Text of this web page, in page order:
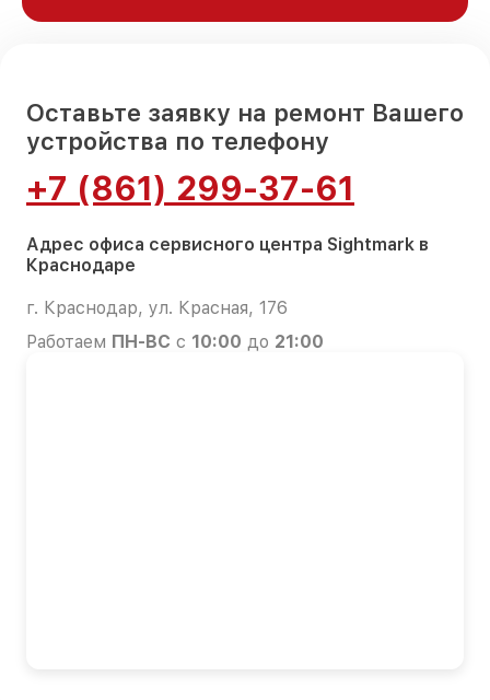
Оставьте заявку на ремонт Вашего
устройства по телефону
+7 (861) 299-37-61
Адрес офиса сервисного центра Sightmark в
Краснодаре
г. Краснодар, ул. Красная, 176
Работаем ПН-ВС с 10:00 до 21:00